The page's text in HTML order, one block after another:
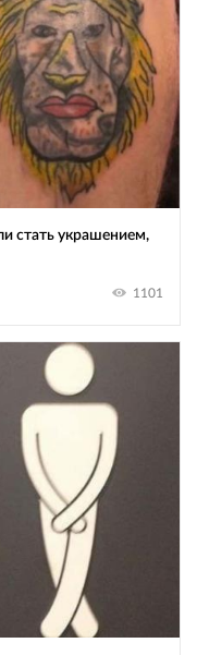
стать украшением,
1101